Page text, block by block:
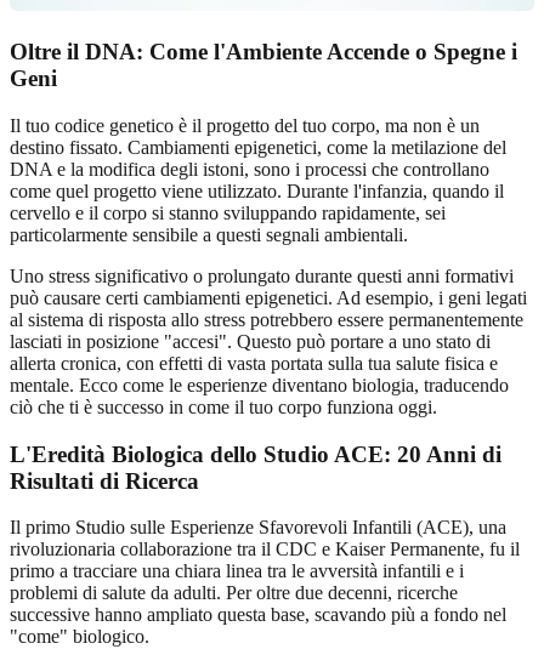
Oltre il DNA: Come l'Ambiente Accende o Spegne i
Geni
Il tuo codice genetico è il progetto del tuo corpo, ma non è un
destino fissato. Cambiamenti epigenetici, come la metilazione del
DNA e la modifica degli istoni, sono i processi che controllano
come quel progetto viene utilizzato. Durante l'infanzia, quando il
cervello e il corpo si stanno sviluppando rapidamente, sei
particolarmente sensibile a questi segnali ambientali.
Uno stress significativo o prolungato durante questi anni formativi
può causare certi cambiamenti epigenetici. Ad esempio, i geni legati
al sistema di risposta allo stress potrebbero essere permanentemente
lasciati in posizione "accesi". Questo può portare a uno stato di
allerta cronica, con effetti di vasta portata sulla tua salute fisica e
mentale. Ecco come le esperienze diventano biologia, traducendo
ciò che ti è successo in come il tuo corpo funziona oggi.
L'Eredità Biologica dello Studio ACE: 20 Anni di
Risultati di Ricerca
Il primo Studio sulle Esperienze Sfavorevoli Infantili (ACE), una
rivoluzionaria collaborazione tra il CDC e Kaiser Permanente, fu il
primo a tracciare una chiara linea tra le avversità infantili e i
problemi di salute da adulti. Per oltre due decenni, ricerche
successive hanno ampliato questa base, scavando più a fondo nel
"come" biologico.